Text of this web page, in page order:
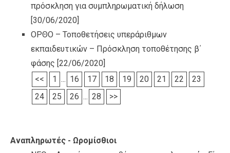
πρόσκληση για συμπληρωματική δήλωση
[30/06/2020]
ΟΡΘΟ – Τοποθετήσεις υπεράριθμων
εκπαιδευτικών – Πρόσκληση τοποθέτησης β΄
φάσης [22/06/2020]
<<
1 ... 16 17 18 19 20 21 22
23
24
25 26 ... 28 >>
Αναπληρωτές - Ωρομίσθιοι